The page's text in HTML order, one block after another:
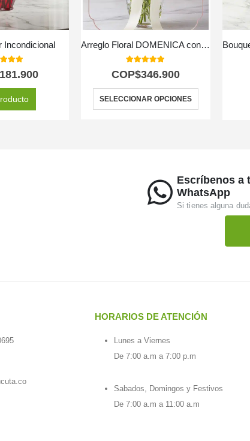
Incondicional
181.900
Arreglo Floral DOMENICA con 30 Rosas para Enamorar 🌹
5.00
COP$346.900
SELECCIONAR OPCIONES
Escríbenos a
WhatsApp
Si tienes alguna
HORARIOS DE ATENCIÓN
Lunes a Viernes
De 7:00 a.m a 7:00 p.m
Sabados, Domingos y Festivos
De 7:00 a.m a 11:00 a.m